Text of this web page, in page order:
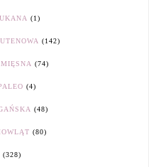
(1)
(142)
(74)
(4)
(48)
(80)
(328)